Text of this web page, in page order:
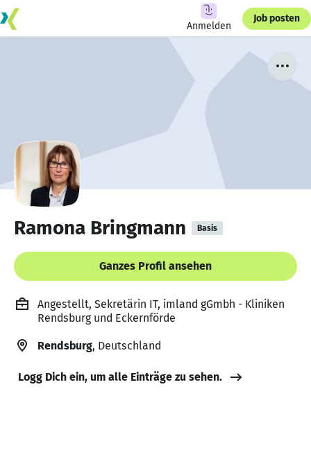
Anmelden
Job posten
Ramona Bringmann Basis
Ganzes Profil ansehen
Angestellt, Sekretärin IT, imland gGmbh - Kliniken
Rendsburg und Eckernförde
Rendsburg, Deutschland
Logg Dich ein, um alle Einträge zu sehen.